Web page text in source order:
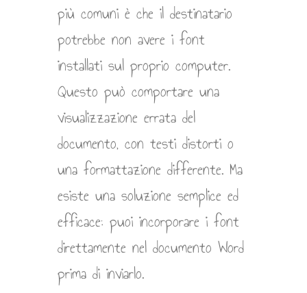
più comuni è che il destinatario
potrebbe non avere i font
installati sul proprio computer.
Questo può comportare una
visualizzazione errata del
documento, con testi distorti o
una formattazione differente. Ma
esiste una soluzione semplice ed
efficace: puoi incorporare i font
direttamente nel documento Word
prima di inviarlo.